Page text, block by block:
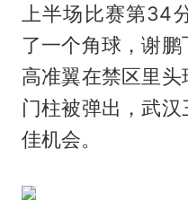
上半场比赛第34
了一个角球，谢鹏
高准翼在禁区里
门柱被弹出，武
佳机会。